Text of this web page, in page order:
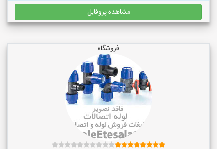
مشاهده پروفایل
فروشگاه